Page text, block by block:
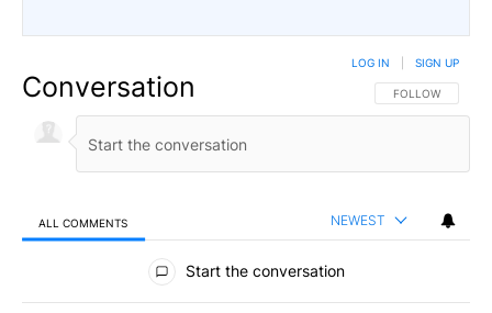
Conversation FOLLOW THIS
FOLLOW
LOG IN SIGN UP
ALL COMMENTS NEWEST
All Comments
Start the conversation